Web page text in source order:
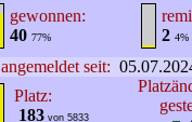
gewonnen:
40 77%
2 4%
angemeldet seit:
Platz:
183 von 5833